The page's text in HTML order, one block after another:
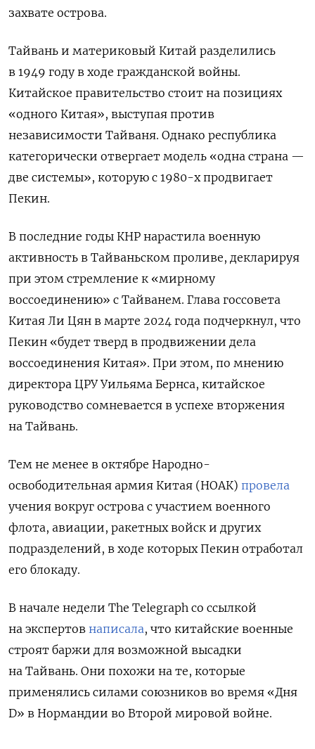
захвате острова.
Тайвань и материковый Китай разделились
в 1949 году в ходе гражданской войны.
Китайское правительство стоит на позициях
«одного Китая», выступая против
независимости Тайваня. Однако республика
категорически отвергает модель «одна страна —
две системы», которую с 1980-х продвигает
Пекин.
В последние годы КНР нарастила военную
активность в Тайваньском проливе, декларируя
при этом стремление к «мирному
воссоединению» с Тайванем. Глава госсовета
Китая Ли Цян в марте 2024 года подчеркнул, что
Пекин «будет тверд в продвижении дела
воссоединения Китая». При этом, по мнению
директора ЦРУ Уильяма Бернса, китайское
руководство сомневается в успехе вторжения
на Тайвань.
Тем не менее в октябре Народно-
освободительная армия Китая (НОАК) провела
учения вокруг острова с участием военного
флота, авиации, ракетных войск и других
подразделений, в ходе которых Пекин отработал
его блокаду.
В начале недели The Telegraph со ссылкой
на экспертов написала, что китайские военные
строят баржи для возможной высадки
на Тайвань. Они похожи на те, которые
применялись силами союзников во время «Дня
D» в Нормандии во Второй мировой войне.